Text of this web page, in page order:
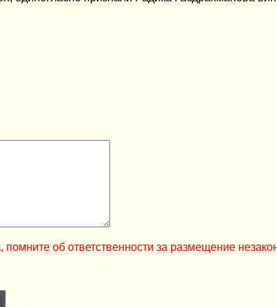
об ответственности за размещение